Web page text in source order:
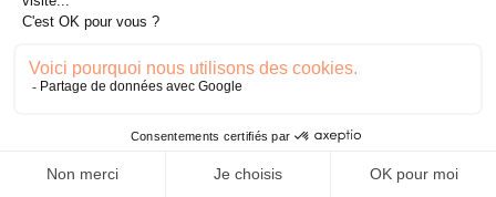
by creators for creation
© 2026 Utopia. Tous droits réservés.